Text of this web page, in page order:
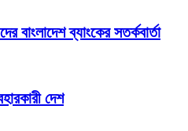
বাংলাদেশ ব্যাংকের সতর্কবার্তা
দেশ